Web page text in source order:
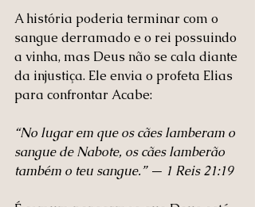
A história poderia terminar com o
sangue derramado e o rei possuindo
a vinha, mas Deus não se cala diante
da injustiça. Ele envia o profeta Elias
para confrontar Acabe:
“No lugar em que os cães lamberam o
sangue de Nabote, os cães lamberão
também o teu sangue.” — 1 Reis 21:19